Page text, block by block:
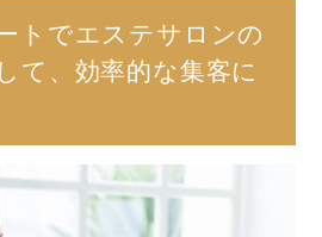
トでエステサロンの
て、効率的な集客に